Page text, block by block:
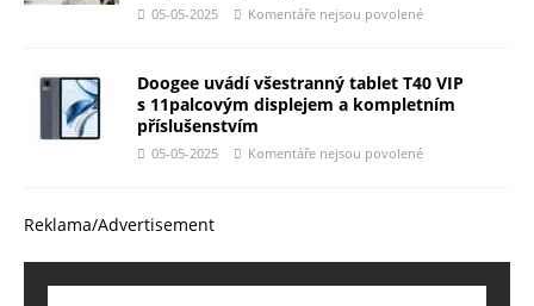
05-05-2025 Komentáře nejsou povolené
Doogee uvádí všestranný tablet T40 VIP
s 11palcovým displejem a kompletním
příslušenstvím
05-05-2025 Komentáře nejsou povolené
Reklama/Advertisement